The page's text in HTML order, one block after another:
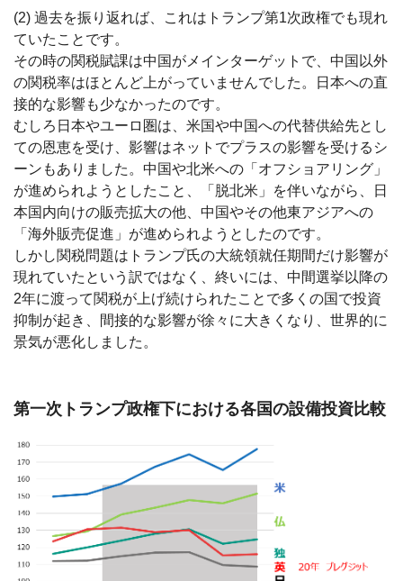
(2) 過去を振り返れば、これはトランプ第1次政権でも現れ
ていたことです。
その時の関税賦課は中国がメインターゲットで、中国以外
の関税率はほとんど上がっていませんでした。日本への直
接的な影響も少なかったのです。
むしろ日本やユーロ圏は、米国や中国への代替供給先とし
ての恩恵を受け、影響はネットでプラスの影響を受けるシ
ーンもありました。中国や北米への「オフショアリング」
が進められようとしたこと、「脱北米」を伴いながら、日
本国内向けの販売拡大の他、中国やその他東アジアへの
「海外販売促進」が進められようとしたのです。
しかし関税問題はトランプ氏の大統領就任期間だけ影響が
現れていたという訳ではなく、終いには、中間選挙以降の
2年に渡って関税が上げ続けられたことで多くの国で投資
抑制が起き、間接的な影響が徐々に大きくなり、世界的に
景気が悪化しました。
第一次トランプ政権下における各国の設備投資比較